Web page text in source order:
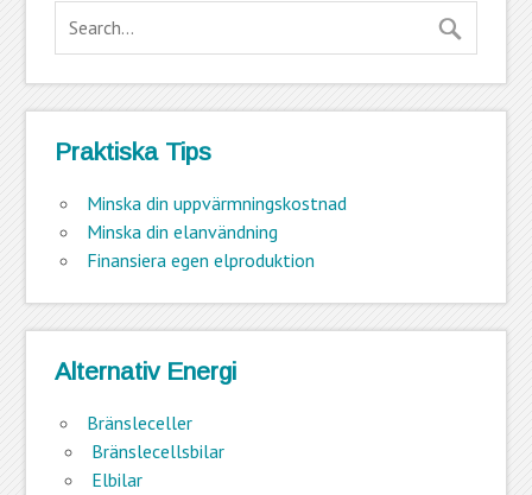
Praktiska Tips
Minska din uppvärmningskostnad
Minska din elanvändning
Finansiera egen elproduktion
Alternativ Energi
Bränsleceller
Bränslecellsbilar
Elbilar